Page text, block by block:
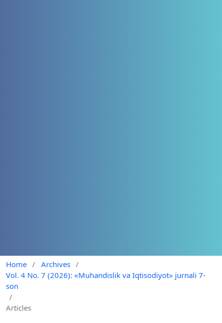
Home / Archives /
Vol. 4 No. 7 (2026): «Muhandislik va Iqtisodiyot» jurnali 7-
son
/
Articles